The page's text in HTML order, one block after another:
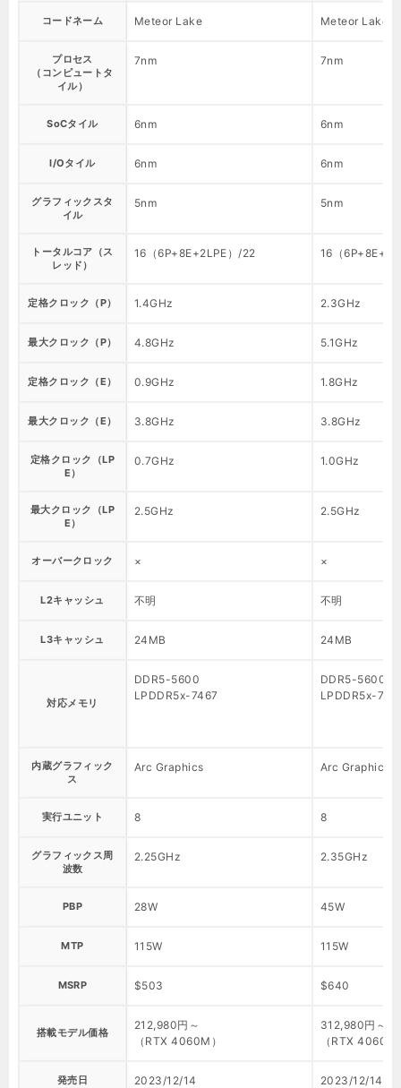
コードネーム Meteor Lake Meteor Lake
プロセス
（コンピュートタ
イル）
7nm 7nm
SoCタイル 6nm 6nm
I/Oタイル 6nm 6nm
グラフィックスタ
イル
5nm 5nm
トータルコア（ス
レッド）
16（6P+8E+2LPE）/22 16（
定格クロック（P） 1.4GHz 2.3GHz
最大クロック（P） 4.8GHz 5.1GHz
定格クロック（E） 0.9GHz 1.8GHz
最大クロック（E） 3.8GHz 3.8GHz
定格クロック（LP
E）
0.7GHz 1.0GHz
最大クロック（LP
E）
2.5GHz 2.5GHz
オーバークロック × ×
L2キャッシュ 不明 不明
L3キャッシュ 24MB 24MB
対応メモリ
DDR5-5600
LPDDR5x-7467
DDR5-5600
LPDDR5x-
内蔵グラフィック
ス
Arc Graphics Arc Graphics
実行ユニット 8 8
グラフィックス周
波数
2.25GHz 2.35GHz
PBP 28W 45W
MTP 115W 115W
MSRP $503 $640
搭載モデル価格
212,980円～
（RTX 4060M）
312,980円～
（RTX 4060M
発売日 2023/12/14 2023/12/14